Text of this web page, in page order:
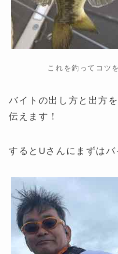
これを釣ってコツ
バイトの出し方と出方
伝えます！
するとUさんにまずはバ